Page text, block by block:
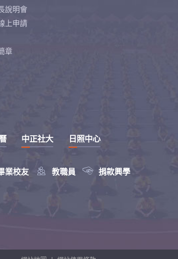
說明會
上申請
章
業校友  教職員  捐款興學
中正社大 日照中心